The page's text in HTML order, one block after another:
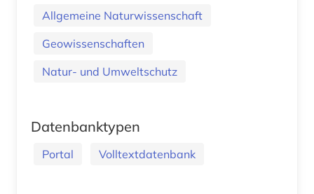
Allgemeine Naturwissenschaft
Geowissenschaften
Natur- und Umweltschutz
Datenbanktypen
Portal Volltextdatenbank